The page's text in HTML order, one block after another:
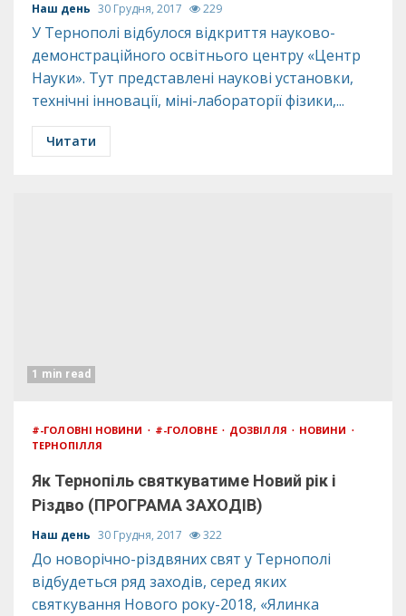
Наш день 30 Грудня, 2017 229
У Тернополі відбулося відкриття науково-
демонстраційного освітнього центру «Центр
Науки». Тут представлені наукові установки,
технічні інновації, міні-лабораторії фізики,...
Читати
1 min read
#-ГОЛОВНІ НОВИНИ #-ГОЛОВНЕ ДОЗВІЛЛЯ
НОВИНИ
ТЕРНОПІЛЛЯ
Як Тернопіль святкуватиме Новий рік і
Різдво (ПРОГРАМА ЗАХОДІВ)
Наш день 30 Грудня, 2017 322
До новорічно-різдвяних свят у Тернополі
відбудеться ряд заходів, серед яких
святкування Нового року-2018, «Ялинка